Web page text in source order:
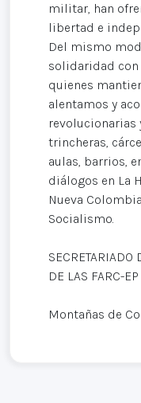
militar, han
libertad e
Del mismo
solidaridad con
quienes
alentamos y
revolucionarias
trincheras,
aulas, barrios,
diálogos en La
Nueva
Socialismo.
SECRETARIADO
DE LAS FARC-EP
Montañas de